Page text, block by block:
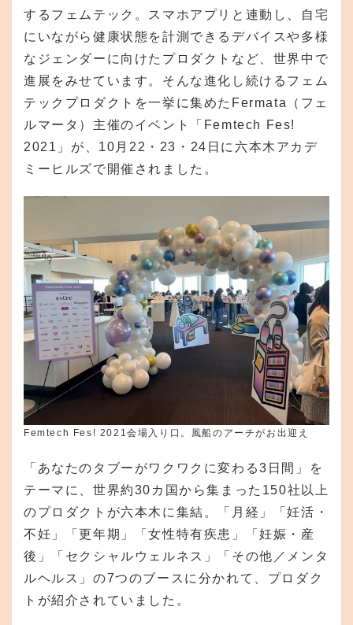
するフェムテック。スマホアプリと連動し、自宅
にいながら健康状態を計測できるデバイスや多様
なジェンダーに向けたプロダクトなど、世界中で
進展をみせています。そんな進化し続けるフェム
テックプロダクトを一挙に集めたFermata（フェ
ルマータ）主催のイベント「Femtech Fes!
2021」が、10月22・23・24日に六本木アカデ
ミーヒルズで開催されました。
Femtech Fes! 2021会場入り口。風船のアーチがお出迎え
「あなたのタブーがワクワクに変わる3日間」を
テーマに、世界約30カ国から集まった150社以上
のプロダクトが六本木に集結。「月経」「妊活・
不妊」「更年期」「女性特有疾患」「妊娠・産
後」「セクシャルウェルネス」「その他／メンタ
ルヘルス」の7つのブースに分かれて、プロダク
トが紹介されていました。